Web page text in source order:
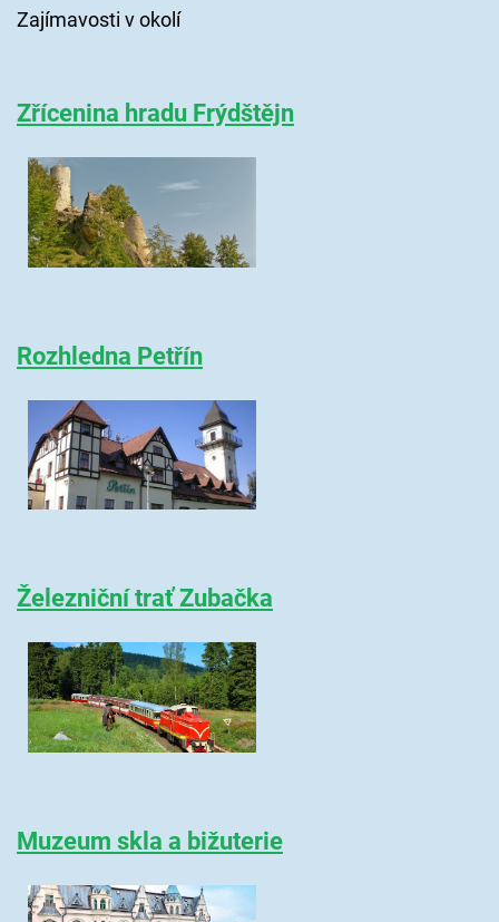
Zajímavosti v okolí
Zřícenina hradu Frýdštějn
Rozhledna Petřín
Železniční trať Zubačka
Muzeum skla a bižuterie